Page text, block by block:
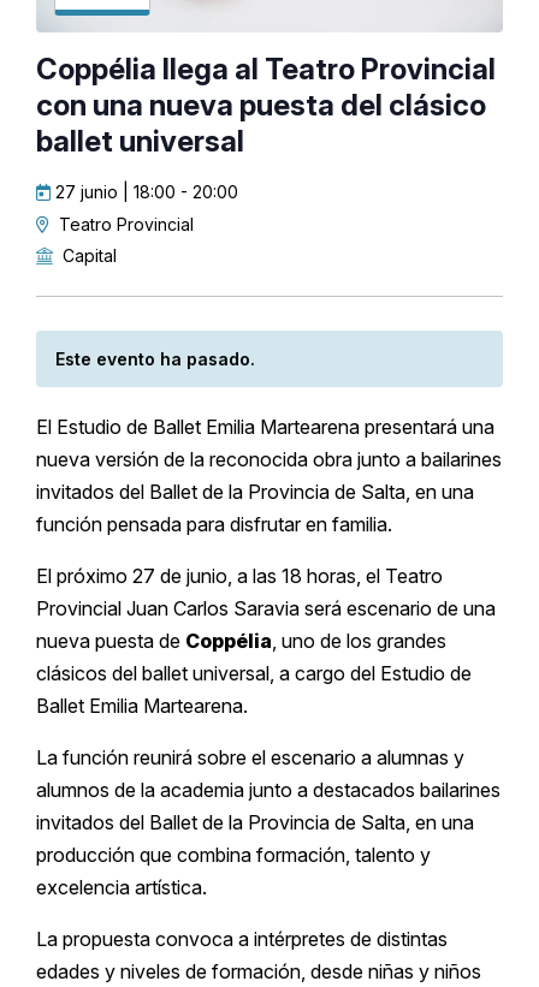
Coppélia llega al Teatro Provincial
con una nueva puesta del clásico
ballet universal
27 junio | 18:00 - 20:00
Teatro Provincial
Capital
Este evento ha pasado.
El Estudio de Ballet Emilia Martearena presentará una
nueva versión de la reconocida obra junto a bailarines
invitados del Ballet de la Provincia de Salta, en una
función pensada para disfrutar en familia.
El próximo 27 de junio, a las 18 horas, el Teatro
Provincial Juan Carlos Saravia será escenario de una
nueva puesta de Coppélia, uno de los grandes
clásicos del ballet universal, a cargo del Estudio de
Ballet Emilia Martearena.
La función reunirá sobre el escenario a alumnas y
alumnos de la academia junto a destacados bailarines
invitados del Ballet de la Provincia de Salta, en una
producción que combina formación, talento y
excelencia artística.
La propuesta convoca a intérpretes de distintas
edades y niveles de formación, desde niñas y niños